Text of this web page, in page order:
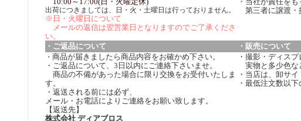
出荷につきましては、日・火・土曜日は行っておりません。
※日・火曜日について
メールの返信は翌営業日となりますのでご了承くださ
い。
第三者に譲渡・
・ご返品について ・販売について
・ 商品が届きましたら商品内容をお確かめ下さい。
・ご返品について、3日以内にご連絡下さいませ。
商品の不備があった場合に限り交換をお受付いたしま
す。
・返送される前には必ず、
メール・お電話によりご連絡をお願い致します。
【返送先】
株式会社 ディアブロス
・撮影・ディスプ
実物と多少色な
・当店は、卸サイ
・最低注文数以